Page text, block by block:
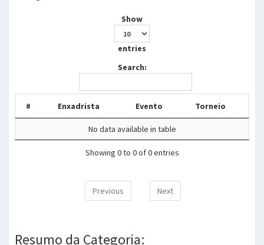
Show
entries
Search:
# Enxadrista Evento Torneio
No data available in table
Showing 0 to 0 of 0 entries
Previous Next
Resumo da Categoria: